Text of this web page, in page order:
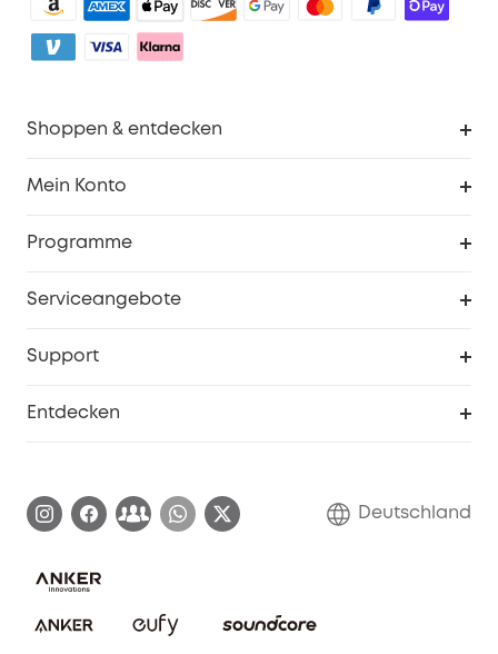
Shoppen & entdecken
Mein Konto
Programme
Serviceangebote
Support
Impressum
Bestellung stornieren
Entdecken
Blog
Deutschland